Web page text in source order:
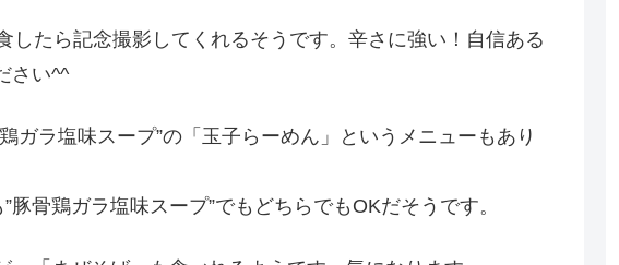
したら記念撮影してくれるそうです。辛さに強い！自信ある
さい^^
ガラ塩味スープ”の「玉子らーめん」というメニューもあり
豚骨鶏ガラ塩味スープ”でもどちらでもOKだそうです。